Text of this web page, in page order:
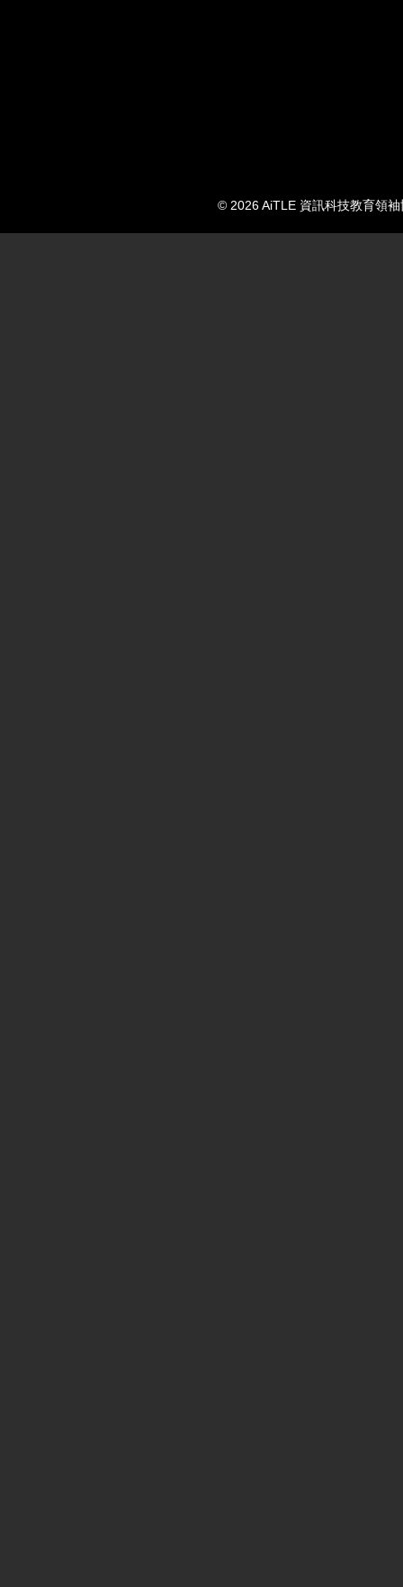
© 2026 AiTLE 資訊科技教育領